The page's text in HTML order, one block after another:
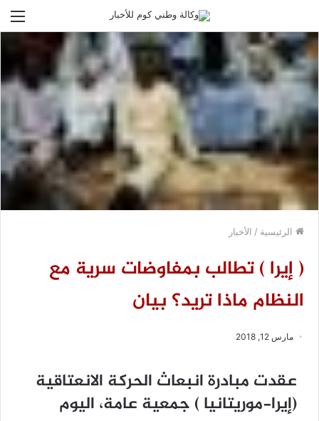
الرئيسية / الأخبار
( إيرا ) تطالب بمفاوضات سرية مع
النظام ماذا تريد؟ بيان
مارس 12, 2018
عقدت مبادرة انبعاث الحركة الانعتاقية
(إيرا-موريتانيا ) جمعية عامة، اليوم